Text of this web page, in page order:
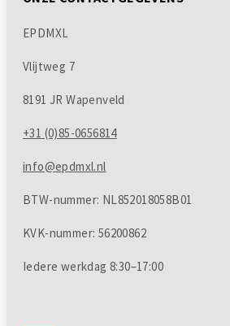
EPDMXL
Vlijtweg 7
8191 JR Wapenveld
+31 (0)85-0656814
info@epdmxl.nl
BTW-nummer: NL852018058B01
KVK-nummer: 56200862
Iedere werkdag8:30–17:00